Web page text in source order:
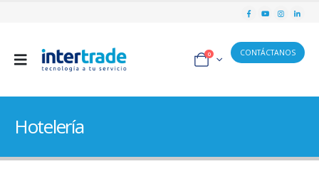
0 CONTÁCTANOS
Hotelería